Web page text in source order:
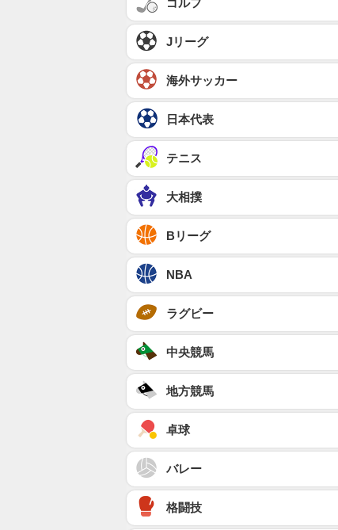
ゴルフ
Jリーグ
海外サッカー
日本代表
テニス
大相撲
Bリーグ
NBA
ラグビー
中央競馬
地方競馬
卓球
バレー
格闘技